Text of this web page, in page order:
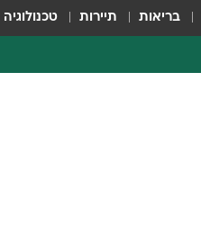
בריאות תיירות טכנולוגיה